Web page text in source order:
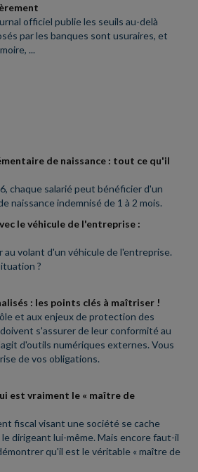
officiel publie les seuils au-delà
par les banques sont usuraires, et
...
de naissance : tout ce qu'il
chaque salarié peut bénéficier d'un
naissance indemnisé de 1 à 2 mois.
le véhicule de l'entreprise :
au volant d'un véhicule de l'entreprise.
?
: les points clés à maîtriser !
et aux enjeux de protection des
s'assurer de leur conformité au
d'outils numériques externes. Vous
de vos obligations.
est vraiment le « maître de
fiscal visant une société se cache
dirigeant lui-même. Mais encore faut-il
qu'il est le véritable « maître de